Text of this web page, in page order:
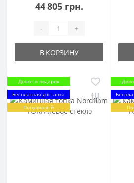
44 805 грн.
- +
В КОРЗИНУ
Долот в подарок
Бесплатная доставка
Популярный